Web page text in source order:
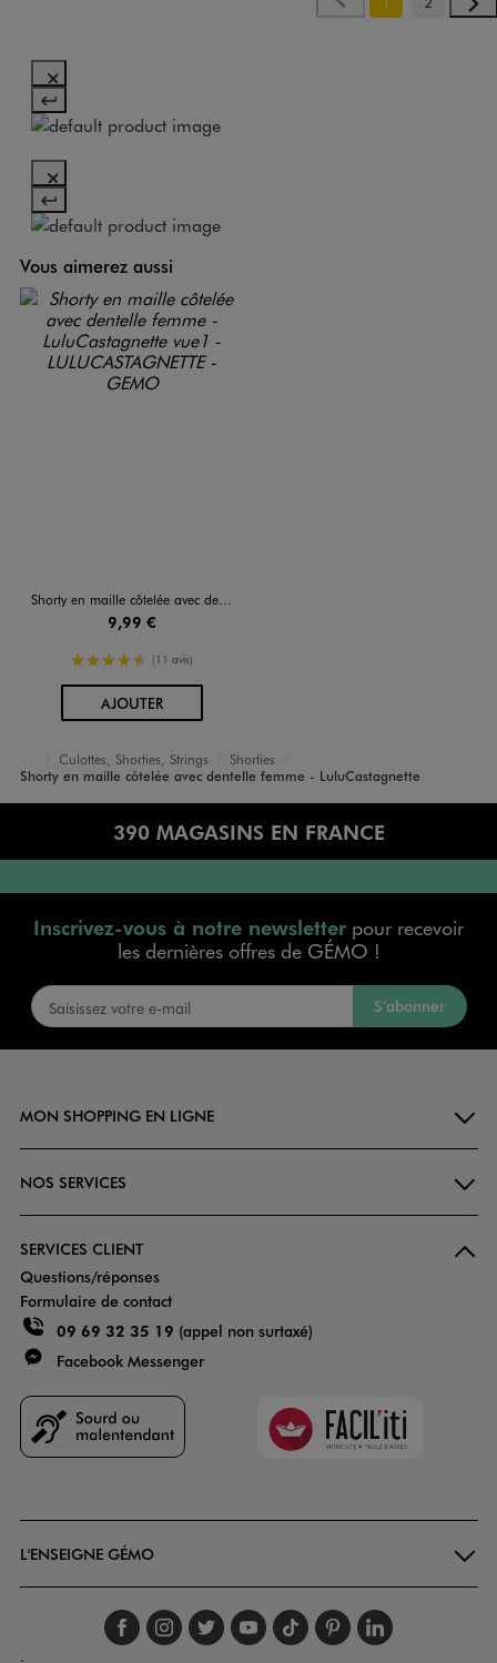
Vous aimerez aussi
Shorty en maille côtelée avec dentelle femme - LuluCastagnette
9,99 €
4.5/5 de moyenne
(11 avis)
AJOUTERAU PANIER
Accueil
Femme
Lingerie
Culottes, Shorties, Strings
Shorties
Shorty en maille côtelée avec dentelle femme - LuluCastagnette
390 MAGASINS EN FRANCE
Inscrivez-vous à notre newsletterpour recevoir
les dernières offres de GÉMO !
S’abonner
MON SHOPPING EN LIGNE
NOS SERVICES
SERVICES CLIENT
Questions/réponses
Formulaire de contact
09 69 32 35 19 (appel non surtaxé)
Facebook Messenger
Faciliti
L'ENSEIGNE GÉMO
Suivez-nous sur
Suivez-nous sur
Suivez-nous sur
Suivez-nous
Suivez-nous
Suivez-
.